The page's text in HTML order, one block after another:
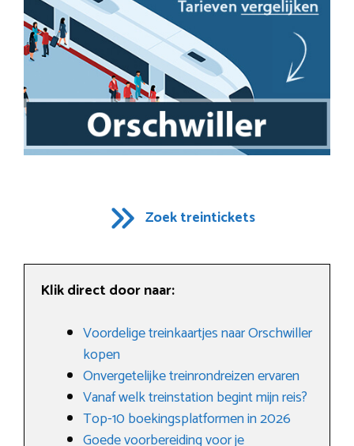
Zoek treintickets
Klik direct door naar:
Voordelige treinkaartjes naar Orschwiller
kopen
Onvergetelijke treinrondreizen ervaren
Vanaf welk treinstation begint mijn reis?
Top-10 boekingsplatformen in 2026
Goede voorbereiding voor je